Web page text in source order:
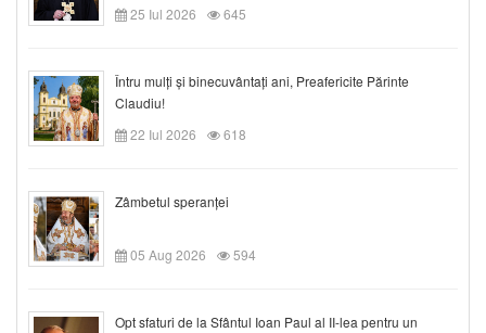
25 Iul 2026
645
Întru mulți și binecuvântați ani, Preafericite Părinte
Claudiu!
22 Iul 2026
618
Zâmbetul speranței
05 Aug 2026 594
Opt sfaturi de la Sfântul Ioan Paul al II-lea pentru un